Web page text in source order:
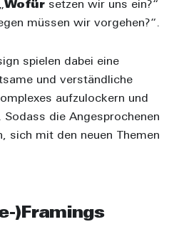
Wofür setzen wir uns ein?“
müssen wir vorgehen?“.
spielen dabei eine
und verständliche
aufzulockern und
Sodass die Angesprochenen
sich mit den neuen Themen
)Framings